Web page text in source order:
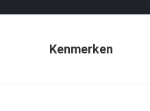
Kenmerken